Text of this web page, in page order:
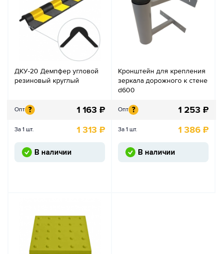
ДКУ-20 Демпфер угловой
резиновый круглый
Опт ? 1 163 ₽
За 1 шт. 1 313 ₽
В наличии
Кронштейн для крепления
зеркала дорожного к стене
d600
Опт ? 1 253 ₽
За 1 шт. 1 386 ₽
В наличии